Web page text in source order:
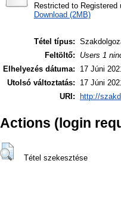
Restricted to Registered
Download (2MB)
Tétel típus:
Feltöltő:
Users 1
Elhelyezés dátuma:
17 Júni
Utolsó változtatás:
17 Júni
URI:
http://
Actions (login
Tétel szekesztése